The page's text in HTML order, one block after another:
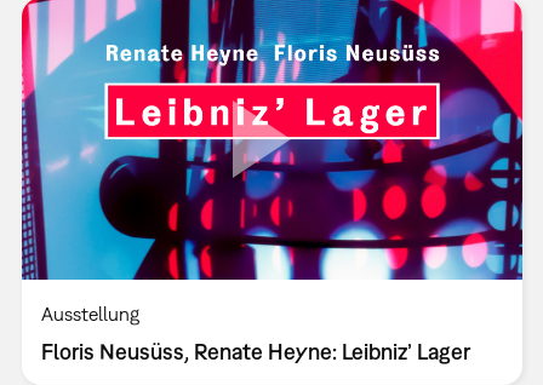
Ausstellung
Floris Neusüss, Renate Heyne: Leibniz’ Lager